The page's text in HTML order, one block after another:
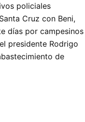
policiales
Cruz con Beni,
días por campesinos
presidente Rodrigo
de